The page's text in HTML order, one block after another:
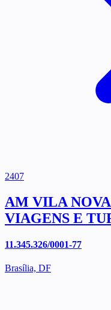
2407
AM VILA
VIAGENS E
11.345.326/0001-77
Brasília, DF